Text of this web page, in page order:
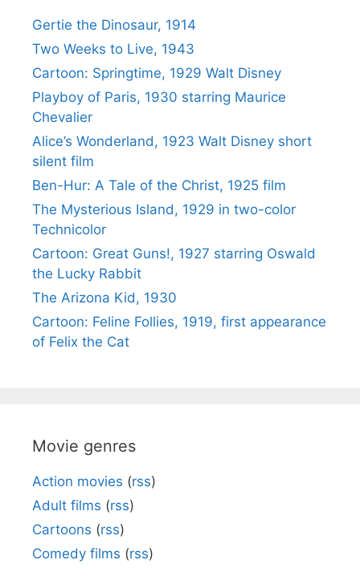
Gertie the Dinosaur, 1914
Two Weeks to Live, 1943
Cartoon: Springtime, 1929 Walt Disney
Playboy of Paris, 1930 starring Maurice
Chevalier
Alice’s Wonderland, 1923 Walt Disney short
silent film
Ben-Hur: A Tale of the Christ, 1925 film
The Mysterious Island, 1929 in two-color
Technicolor
Cartoon: Great Guns!, 1927 starring Oswald
the Lucky Rabbit
The Arizona Kid, 1930
Cartoon: Feline Follies, 1919, first appearance
of Felix the Cat
Movie genres
Action movies (rss)
Adult films (rss)
Cartoons (rss)
Comedy films (rss)